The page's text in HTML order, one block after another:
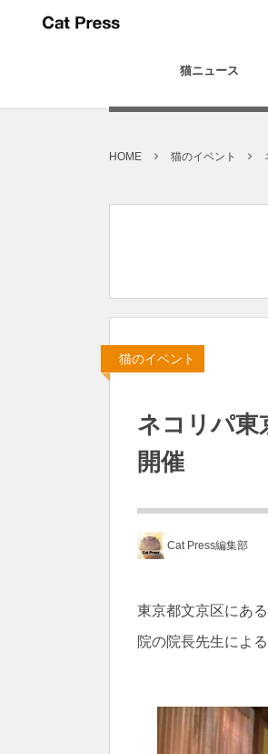
猫ニュース
HOME 猫のイベント
猫のイベント
ネコリパ東
開催
Cat Press編集部
東京都文京区にあ
院の院長先生によ